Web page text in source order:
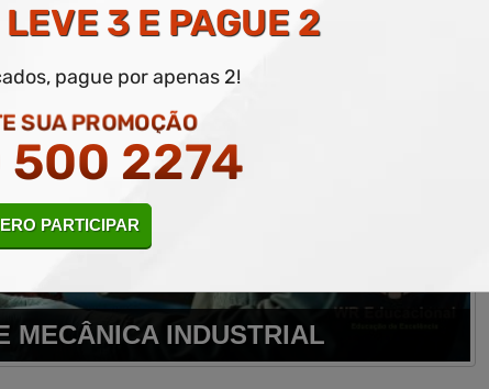
MECÂNICA INDUSTRIAL
3 E PAGUE 2
pague por apenas 2!
SUA PROMOÇÃO
2274
PARTICIPAR